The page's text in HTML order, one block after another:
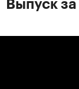
Выпуск